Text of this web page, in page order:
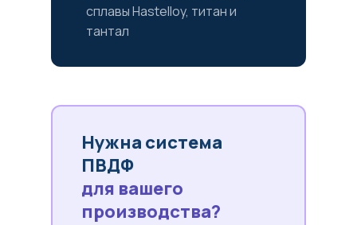
сплавы Hastelloy, титан и
тантал
Нужна система
ПВДФ
для вашего
производства?